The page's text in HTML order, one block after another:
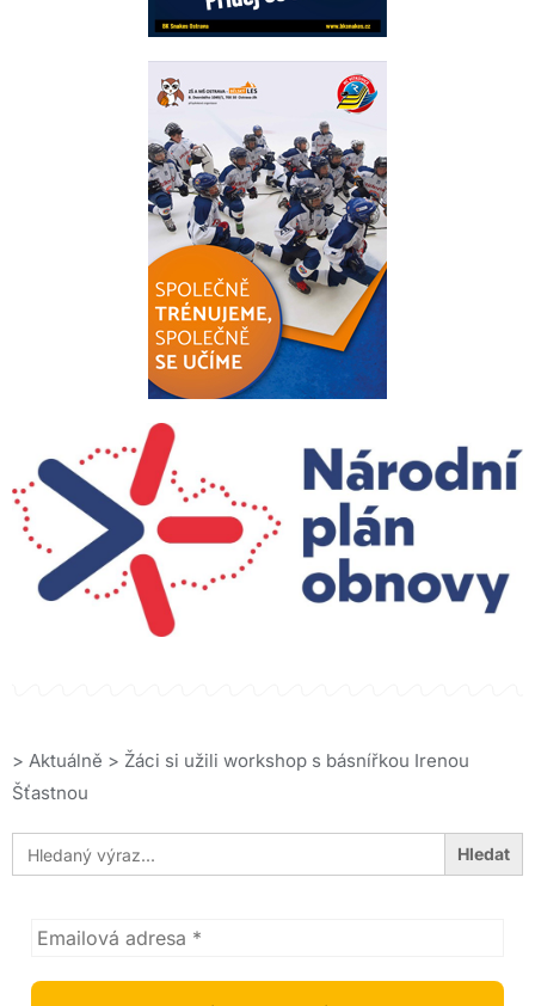
> Aktuálně > Žáci si užili workshop s básnířkou Irenou
Šťastnou
Search
for: